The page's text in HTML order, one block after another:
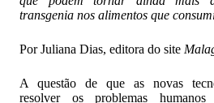
transgenia nos alimentos que
Por Juliana Dias, editora do site
A questão de que as novas
resolver os problemas